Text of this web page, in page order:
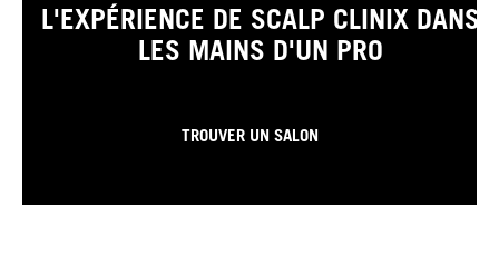
L'EXPÉRIENCE DE SCALP CLINIX DANS
LES MAINS D'UN PRO
TROUVER UN SALON